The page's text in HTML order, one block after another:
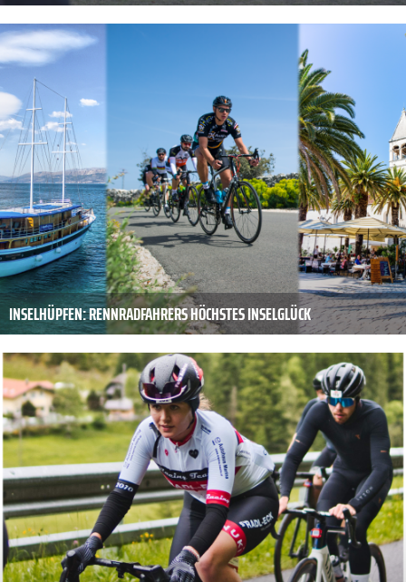
INSELHÜPFEN: RENNRADFAHRERS HÖCHSTES INSELGLÜCK